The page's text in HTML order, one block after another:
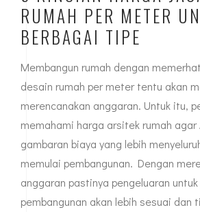
RUMAH PER METER
BERBAGAI TIPE
Membangun rumah dengan
desain rumah per meter tentu akan
merencanakan anggaran. Untuk itu,
memahami harga arsitek rumah agar
gambaran biaya yang lebih
memulai pembangunan. Dengan
anggaran pastinya pengeluaran
pembangunan akan lebih sesuai dan